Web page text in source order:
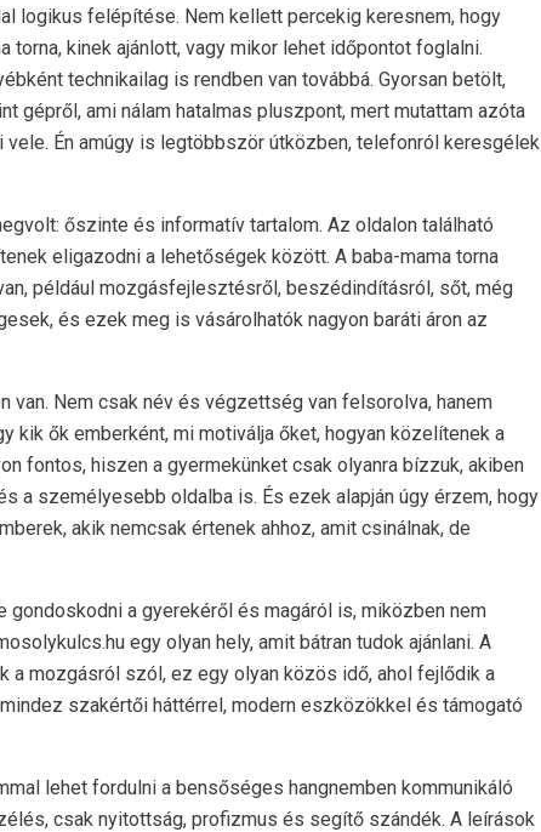
logikus felépítése. Nem kellett percekig keresnem, hogy
torna, kinek ajánlott, vagy mikor lehet időpontot foglalni.
technikailag is rendben van továbbá. Gyorsan betölt,
gépről, ami nálam hatalmas pluszpont, mert mutattam azóta
Én amúgy is legtöbbször útközben, telefonról keresgélek
őszinte és informatív tartalom. Az oldalon található
eligazodni a lehetőségek között. A baba-mama torna
például mozgásfejlesztésről, beszédindításról, sőt, még
és ezek meg is vásárolhatók nagyon baráti áron az
van. Nem csak név és végzettség van felsorolva, hanem
kik ők emberként, mi motiválja őket, hogyan közelítenek a
fontos, hiszen a gyermekünket csak olyanra bízzuk, akiben
a személyesebb oldalba is. És ezek alapján úgy érzem, hogy
akik nemcsak értenek ahhoz, amit csinálnak, de
gondoskodni a gyerekéről és magáról is, miközben nem
egy olyan hely, amit bátran tudok ajánlani. A
a mozgásról szól, ez egy olyan közös idő, ahol fejlődik a
szakértői háttérrel, modern eszközökkel és támogató
lehet fordulni a bensőséges hangnemben kommunikáló
csak nyitottság, profizmus és segítő szándék. A leírások